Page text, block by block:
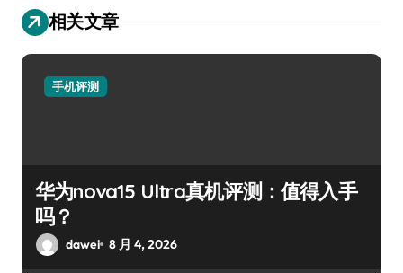
相关文章
手机评测
华为nova15 Ultra真机评测：值得入手
吗？
dawei 8 月 4, 2026